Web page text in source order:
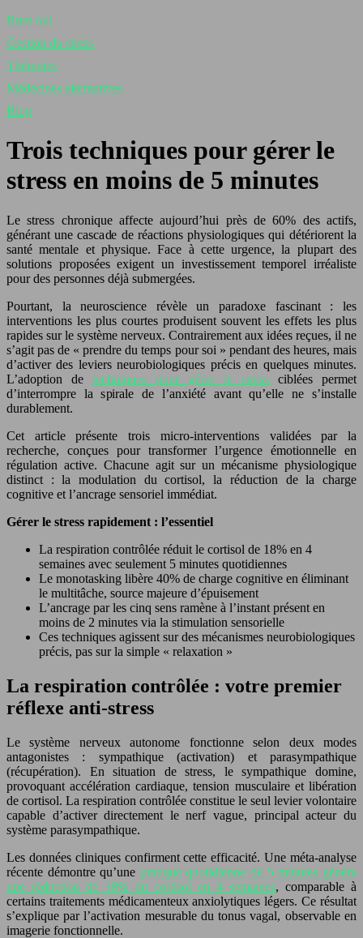
Burn out
Gestion du stress
Thérapies
Médecines alternatives
Blog
Trois techniques pour gérer le
stress en moins de 5 minutes
Le stress chronique affecte aujourd’hui près de 60% des actifs,
générant une cascade de réactions physiologiques qui détériorent la
santé mentale et physique. Face à cette urgence, la plupart des
solutions proposées exigent un investissement temporel irréaliste
pour des personnes déjà submergées.
Pourtant, la neuroscience révèle un paradoxe fascinant : les
interventions les plus courtes produisent souvent les effets les plus
rapides sur le système nerveux. Contrairement aux idées reçues, il ne
s’agit pas de « prendre du temps pour soi » pendant des heures, mais
d’activer des leviers neurobiologiques précis en quelques minutes.
L’adoption detechniques pour gérer le stressciblées permet
d’interrompre la spirale de l’anxiété avant qu’elle ne s’installe
durablement.
Cet article présente trois micro-interventions validées par la
recherche, conçues pour transformer l’urgence émotionnelle en
régulation active. Chacune agit sur un mécanisme physiologique
distinct : la modulation du cortisol, la réduction de la charge
cognitive et l’ancrage sensoriel immédiat.
Gérer le stress rapidement : l’essentiel
La respiration contrôlée réduit le cortisol de 18% en 4
semaines avec seulement 5 minutes quotidiennes
Le monotasking libère 40% de charge cognitive en éliminant
le multitâche, source majeure d’épuisement
L’ancrage par les cinq sens ramène à l’instant présent en
moins de 2 minutes via la stimulation sensorielle
Ces techniques agissent sur des mécanismes neurobiologiques
précis, pas sur la simple « relaxation »
La respiration contrôlée : votre premier
réflexe anti-stress
Le système nerveux autonome fonctionne selon deux modes
antagonistes : sympathique (activation) et parasympathique
(récupération). En situation de stress, le sympathique domine,
provoquant accélération cardiaque, tension musculaire et libération
de cortisol. La respiration contrôlée constitue le seul levier volontaire
capable d’activer directement le nerf vague, principal acteur du
système parasympathique.
Les données cliniques confirment cette efficacité. Une méta-analyse
récente démontre qu’une pratique quotidienne de 5 minutes génère
une réduction de 18% du cortisol en 4 semaines, comparable à
certains traitements médicamenteux anxiolytiques légers. Ce résultat
s’explique par l’activation mesurable du tonus vagal, observable en
imagerie fonctionnelle.